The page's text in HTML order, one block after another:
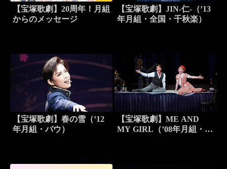
【宝塚歌劇】20周年！月組
からのメッセージ
【宝塚歌劇】JIN-仁-（’13
年月組・全国・千秋楽）
【宝塚歌劇】春の雪（’12
年月組・バウ）
【宝塚歌劇】ME AND
MY GIRL（’08年月組・宝